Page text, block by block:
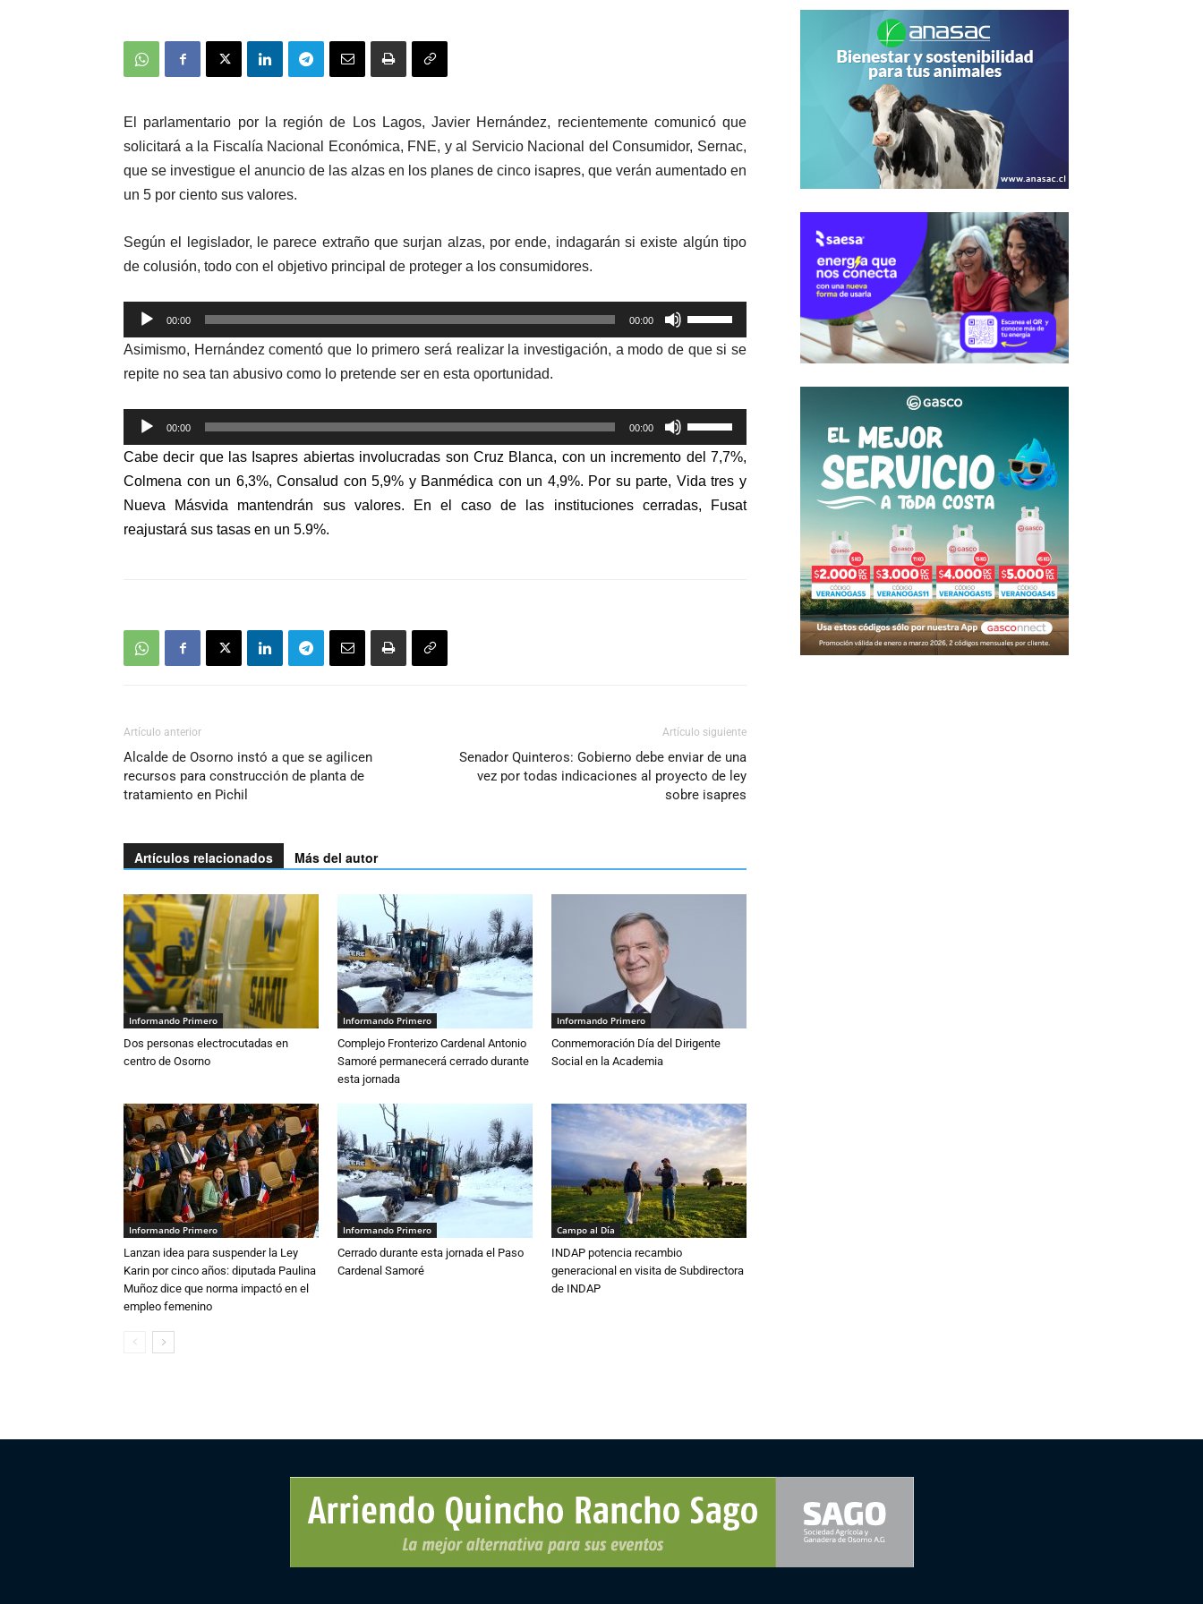
El parlamentario por la región de Los Lagos, Javier Hernández, recientemente comunicó que
solicitará a la Fiscalía Nacional Económica, FNE, y al Servicio Nacional del Consumidor, Sernac,
que se investigue el anuncio de las alzas en los planes de cinco isapres, que verán aumentado en
un 5 por ciento sus valores.
Según el legislador, le parece extraño que surjan alzas, por ende, indagarán si existe algún tipo
de colusión, todo con el objetivo principal de proteger a los consumidores.
Reproductor
de
audio
00:00 00:00
las
teclas
arriba/abajo
para
aumentar
Asimismo, Hernández comentó que lo primero será realizar la investigación, a modo de que si se
repite no sea tan abusivo como lo pretende ser en esta oportunidad.
Reproductor
de
audio
00:00 00:00
las
teclas
de
flecha
Cabe decir que las Isapres abiertas involucradas son Cruz Blanca, con un incremento del 7,7%,
Colmena con un 6,3%, Consalud con 5,9% y Banmédica con un 4,9%. Por su parte, Vida tres y
Nueva Másvida mantendrán sus valores. En el caso de las instituciones cerradas,
Fusat
reajustará sus tasas en un 5.9%.
Artículo anterior
Alcalde de Osorno instó a que se agilicen
recursos para construcción de planta de
tratamiento en Pichil
Artículo siguiente
Senador Quinteros: Gobierno debe enviar de una
vez por todas indicaciones al proyecto de ley
sobre isapres
Artículos relacionados Más del autor
Informando Primero
Dos personas electrocutadas en
centro de Osorno
Informando Primero
Complejo Fronterizo Cardenal Antonio
Samoré permanecerá cerrado durante
esta jornada
Informando Primero
Conmemoración Día del Dirigente
Social en la Academia
Informando Primero
Lanzan idea para suspender la Ley
Karin por cinco años: diputada Paulina
Muñoz dice que norma impactó en el
empleo femenino
Informando Primero
Cerrado durante esta jornada el Paso
Cardenal Samoré
Campo al Día
INDAP potencia recambio
generacional en visita de Subdirectora
de INDAP